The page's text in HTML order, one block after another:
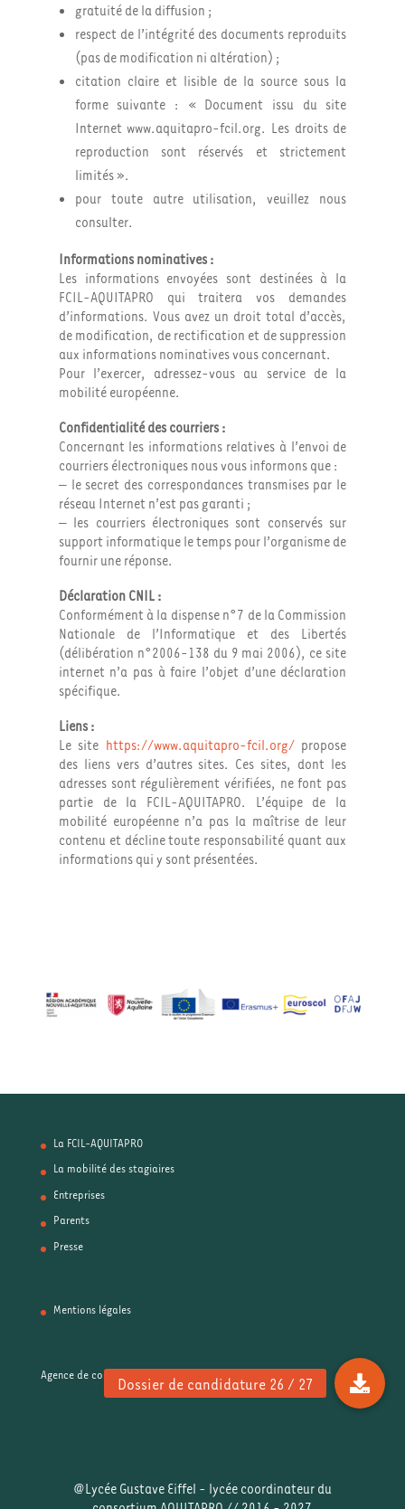
gratuité de la diffusion ;
respect de l’intégrité des documents reproduits
(pas de modification ni altération) ;
citation claire et lisible de la source sous la
forme suivante : « Document issu du site
Internet www.aquitapro-fcil.org. Les droits de
reproduction sont réservés et strictement
limités ».
pour toute autre utilisation, veuillez nous
consulter.
Informations nominatives :
Les informations envoyées sont destinées à la
FCIL-AQUITAPRO qui traitera vos demandes
d’informations. Vous avez un droit total d’accès,
de modification, de rectification et de suppression
aux informations nominatives vous concernant.
Pour l’exercer, adressez-vous au service de la
mobilité européenne.
Confidentialité des courriers :
Concernant les informations relatives à l’envoi de
courriers électroniques nous vous informons que :
– le secret des correspondances transmises par le
réseau Internet n’est pas garanti ;
– les courriers électroniques sont conservés sur
support informatique le temps pour l’organisme de
fournir une réponse.
Déclaration CNIL :
Conformément à la dispense n°7 de la Commission
Nationale de l’Informatique et des Libertés
(délibération n°2006-138 du 9 mai 2006), ce site
internet n’a pas à faire l’objet d’une déclaration
spécifique.
Liens :
Le site https://www.aquitapro-fcil.org/ propose
des liens vers d’autres sites. Ces sites, dont les
adresses sont régulièrement vérifiées, ne font pas
partie de la FCIL-AQUITAPRO. L’équipe de la
mobilité européenne n’a pas la maîtrise de leur
contenu et décline toute responsabilité quant aux
informations qui y sont présentées.
La FCIL-AQUITAPRO
La mobilité des stagiaires
Entreprises
Parents
Presse
Mentions légales
Agence de communication: 33 francs
@Lycée Gustave Eiffel - lycée coordinateur du